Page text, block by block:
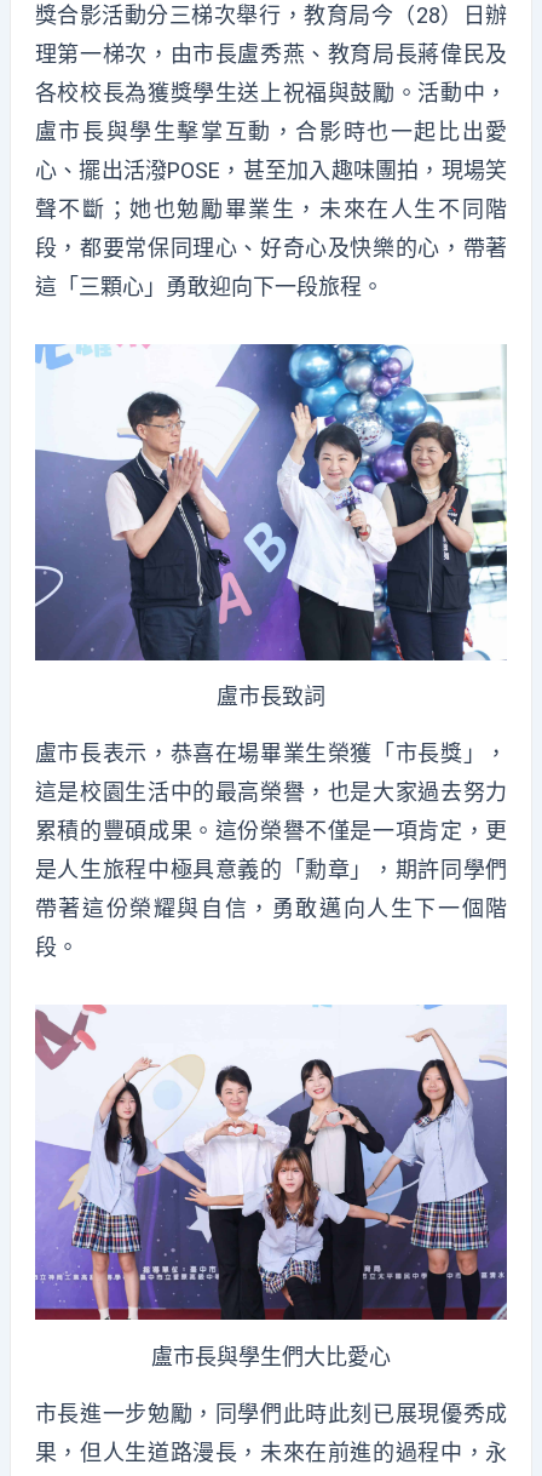
獎合影活動分三梯次舉行，教育局今（28）日辦
理第一梯次，由市長盧秀燕、教育局長蔣偉民及
各校校長為獲獎學生送上祝福與鼓勵。活動中，
盧市長與學生擊掌互動，合影時也一起比出愛
心、擺出活潑POSE，甚至加入趣味團拍，現場笑
聲不斷；她也勉勵畢業生，未來在人生不同階
段，都要常保同理心、好奇心及快樂的心，帶著
這「三顆心」勇敢迎向下一段旅程。
盧市長致詞
盧市長表示，恭喜在場畢業生榮獲「市長獎」，
這是校園生活中的最高榮譽，也是大家過去努力
累積的豐碩成果。這份榮譽不僅是一項肯定，更
是人生旅程中極具意義的「勳章」，期許同學們
帶著這份榮耀與自信，勇敢邁向人生下一個階
段。
盧市長與學生們大比愛心
市長進一步勉勵，同學們此時此刻已展現優秀成
果，但人生道路漫長，未來在前進的過程中，永